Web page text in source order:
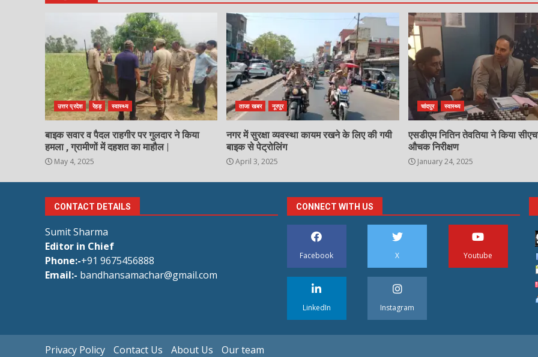
उत्तर प्रदेश रेहड़ स्वास्थ्य
बाइक सवार व पैदल राहगीर पर गुलदार ने किया
हमला , ग्रामीणों में दहशत का माहौल |
May 4, 2025
ताजा खबर नूरपुर
नगर में सुरक्षा व्यवस्था कायम रखने के लिए की गयी
बाइक से पेट्रोलिंग
April 3, 2025
चांदपुर स्वास्थ्य
एसडीएम नितिन तेवतिया ने किया
औचक निरीक्षण
January 24, 2025
CONTACT DETAILS
Sumit Sharma
Editor in Chief
Phone:-+91 9675456888
Email:- bandhansamachar@gmail.com
CONNECT WITH US
Facebook X Youtube
LinkedIn Instagram
Privacy Policy Contact Us About Us Our team